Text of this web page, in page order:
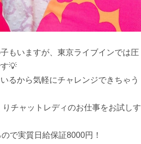
もいますが、東京ライブインでは圧
💡
るから気軽にチャレンジできちゃう
チャットレディのお仕事をお試しす
で実質日給保証8000円！